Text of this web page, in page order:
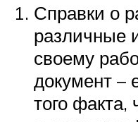
Справки о
различные
своему
документ –
того